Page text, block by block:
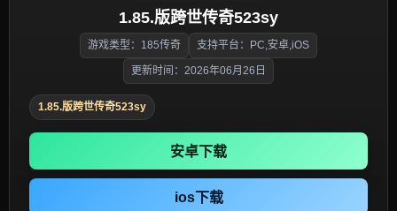
1.85.版跨世传奇523sy
游戏类型：185传奇 支持平台：PC,安卓,iOS
更新时间：2026年06月26日
1.85.版跨世传奇523sy
安卓下载
ios下载